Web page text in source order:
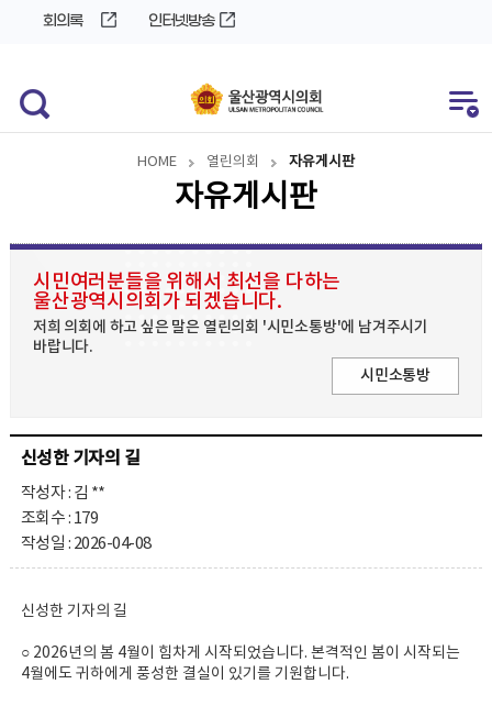
회의록 인터넷방송
HOME 열린의회 자유게시판
자유게시판
시민여러분들을 위해서 최선을 다하는
울산광역시의회가 되겠습니다.
저희 의회에 하고 싶은 말은 열린의회 '시민소통방'에 남겨주시기
바랍니다.
시민소통방
신성한 기자의 길
작성자 : 김 **
조회수 : 179
작성일 : 2026-04-08
신성한 기자의 길
○ 2026년의 봄 4월이 힘차게 시작되었습니다. 본격적인 봄이 시작되는
4월에도 귀하에게 풍성한 결실이 있기를 기원합니다.